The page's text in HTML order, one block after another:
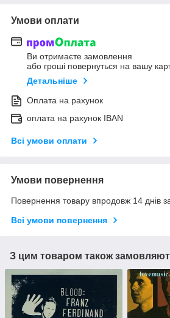
Умови оплати
Ви отримаєте замовлення
або гроші повернуться на вашу
Детальніше
Оплата на рахунок
оплата на рахунок IBAN
Всі умови оплати
Умови повернення
Повернення товару впродовж 14 днів
Всі умови повернення
З цим товаром також